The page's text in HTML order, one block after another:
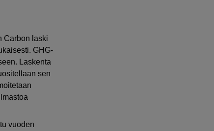
Carbon laski
GHG-
Laskenta
sen
vuoden